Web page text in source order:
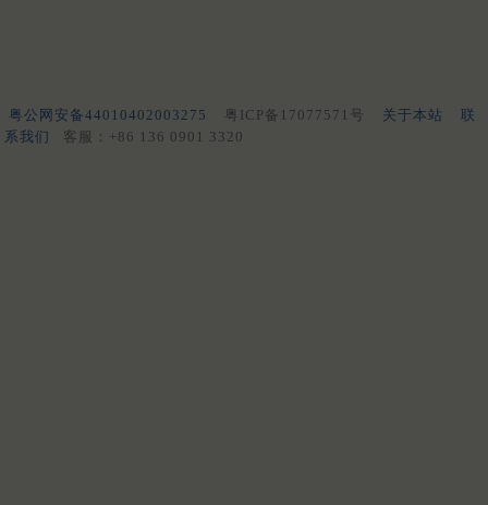
粤公网安备44010402003275 粤ICP备17077571号 关于本站
联
系我们
客服：+86 136 0901 3320